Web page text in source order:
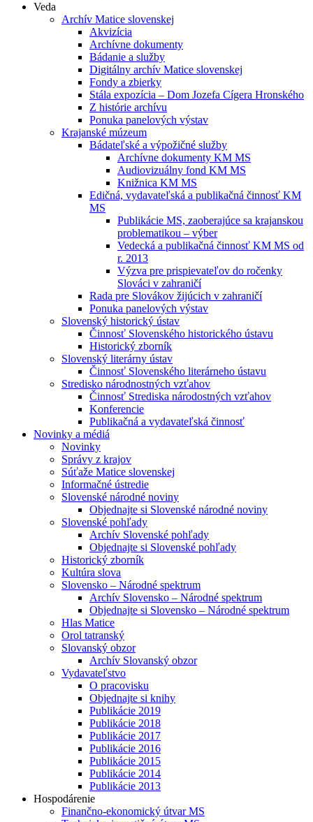
Veda
Archív Matice slovenskej
Akvizícia
Archívne dokumenty
Bádanie a služby
Digitálny archív Matice slovenskej
Fondy a zbierky
Stála expozícia – Dom Jozefa Cígera Hronského
Z histórie archívu
Ponuka panelových výstav
Krajanské múzeum
Bádateľské a výpožičné služby
Archívne dokumenty KM MS
Audiovizuálny fond KM MS
Knižnica KM MS
Edičná, vydavateľská a publikačná činnosť KM
MS
Publikácie MS, zaoberajúce sa krajanskou
problematikou – výber
Vedecká a publikačná činnosť KM MS od
r. 2013
Výzva pre prispievateľov do ročenky
Slováci v zahraničí
Rada pre Slovákov žijúcich v zahraničí
Ponuka panelových výstav
Slovenský historický ústav
Činnosť Slovenského historického ústavu
Historický zborník
Slovenský literárny ústav
Činnosť Slovenského literárneho ústavu
Stredisko národnostných vzťahov
Činnosť Strediska národostných vzťahov
Konferencie
Publikačná a vydavateľská činnosť
Novinky a médiá
Novinky
Správy z krajov
Súťaže Matice slovenskej
Informačné ústredie
Slovenské národné noviny
Objednajte si Slovenské národné noviny
Slovenské pohľady
Archív Slovenské pohľady
Objednajte si Slovenské pohľady
Historický zborník
Kultúra slova
Slovensko – Národné spektrum
Archív Slovensko – Národné spektrum
Objednajte si Slovensko – Národné spektrum
Hlas Matice
Orol tatranský
Slovanský obzor
Archív Slovanský obzor
Vydavateľstvo
O pracovisku
Objednajte si knihy
Publikácie 2019
Publikácie 2018
Publikácie 2017
Publikácie 2016
Publikácie 2015
Publikácie 2014
Publikácie 2013
Hospodárenie
Finančno-ekonomický útvar MS